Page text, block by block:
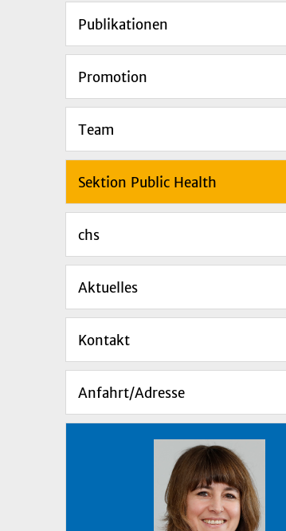
Publikationen
Promotion
Team
Sektion Public Health
chs
Aktuelles
Kontakt
Anfahrt/Adresse